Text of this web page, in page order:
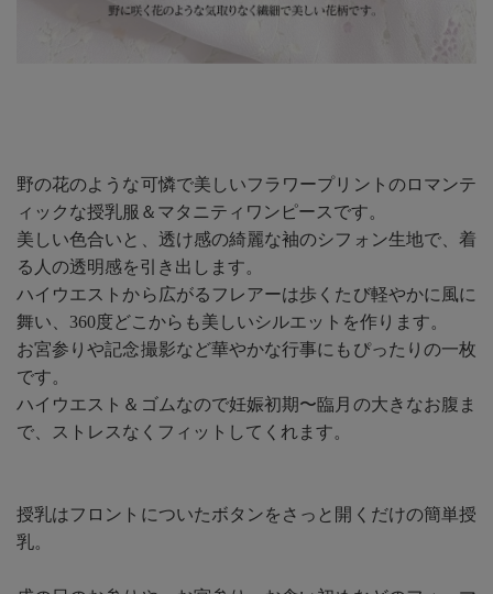
野の花のような可憐で美しいフラワープリントのロマンテ
ィックな授乳服＆マタニティワンピースです。
美しい色合いと、透け感の綺麗な袖のシフォン生地で、着
る人の透明感を引き出します。
ハイウエストから広がるフレアーは歩くたび軽やかに風に
舞い、360度どこからも美しいシルエットを作ります。
お宮参りや記念撮影など華やかな行事にもぴったりの一枚
です。
ハイウエスト＆ゴムなので妊娠初期〜臨月の大きなお腹ま
で、ストレスなくフィットしてくれます。
授乳はフロントについたボタンをさっと開くだけの簡単授
乳。